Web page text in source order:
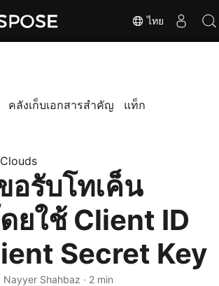
ไทย
คลังเก็บเอกสารสำคัญ แท็ก
อรับโทเค็น
ยใช้ Client ID
Secret Key
Nayyer Shahbaz · 2 min